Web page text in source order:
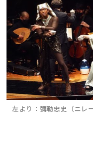
左より：彌勒忠史（ニレ